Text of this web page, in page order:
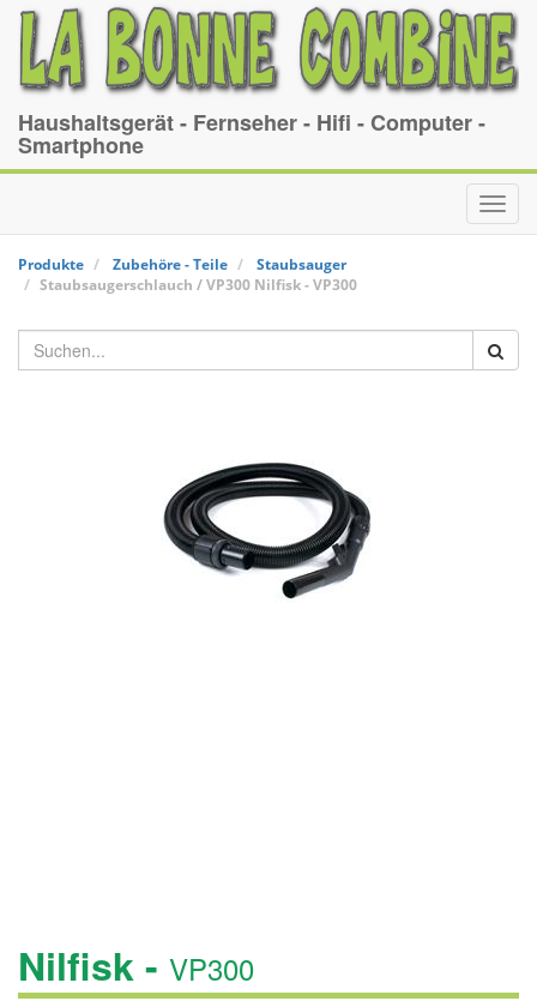
Haushaltsgerät - Fernseher - Hifi - Computer -
Smartphone
Produkte Zubehöre - Teile
Staubsauger
Staubsaugerschlauch / VP300 Nilfisk-VP300
Nilfisk - VP300